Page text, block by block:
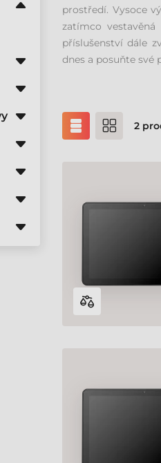
prostředí. Vysoce
zatímco
příslušenství dále
dnes a posuňte své
2